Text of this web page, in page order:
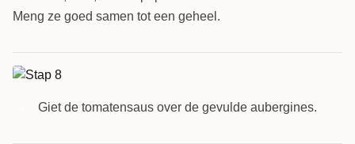
Meng ze goed samen tot een geheel.
Giet de tomatensaus over de gevulde aubergines.